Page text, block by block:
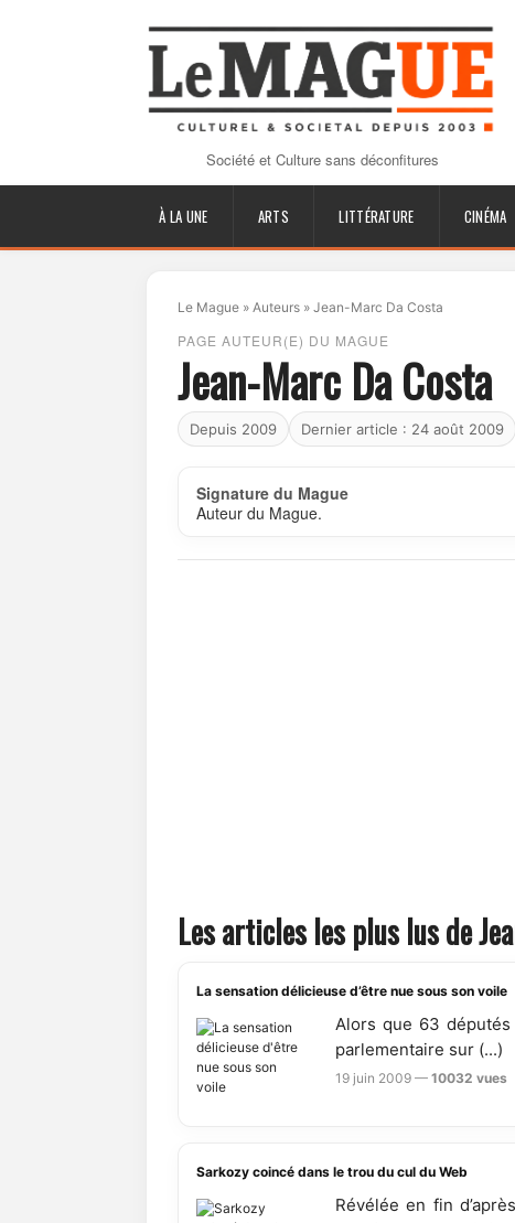
Société et Culture sans déconfitures
À LA UNE ARTS LITTÉRATURE CINÉMA
Le Mague » Auteurs » Jean-Marc Da Costa
PAGE AUTEUR(E) DU MAGUE
Jean-Marc Da Costa
Depuis 2009 Dernier article : 24 août 2009
Signature du Mague
Auteur du Mague.
Les articles les plus lus de
La sensation délicieuse d’être nue sous son voile
Alors que 63
parlementaire sur (...)
19 juin 2009 — 10032 vues
Sarkozy coincé dans le trou du cul du Web
Révélée en fin